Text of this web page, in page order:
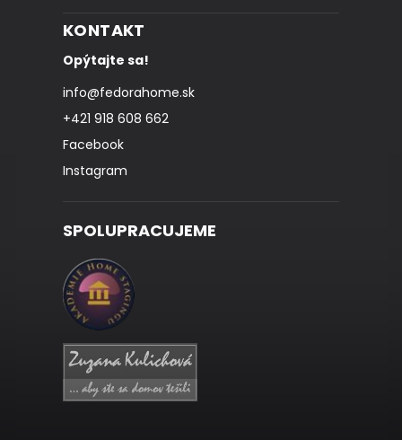
KONTAKT
Opýtajte sa!
info@fedorahome.sk
+421 918 608 662
Facebook
Instagram
SPOLUPRACUJEME